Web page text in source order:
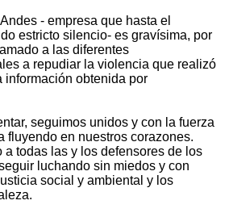
- empresa que hasta el
estricto silencio- es gravísima, por
a las diferentes
a repudiar la violencia que realizó
información obtenida por
seguimos unidos y con la fuerza
fluyendo en nuestros corazones.
a todas las y los defensores de los
luchando sin miedos y con
social y ambiental y los